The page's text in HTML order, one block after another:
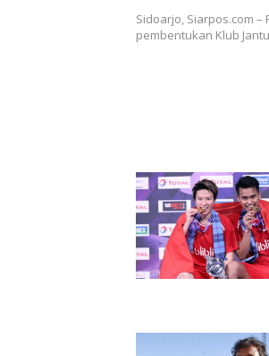
Kabupaten
Sidoarjo, Siarpos.com
pembentukan Klub